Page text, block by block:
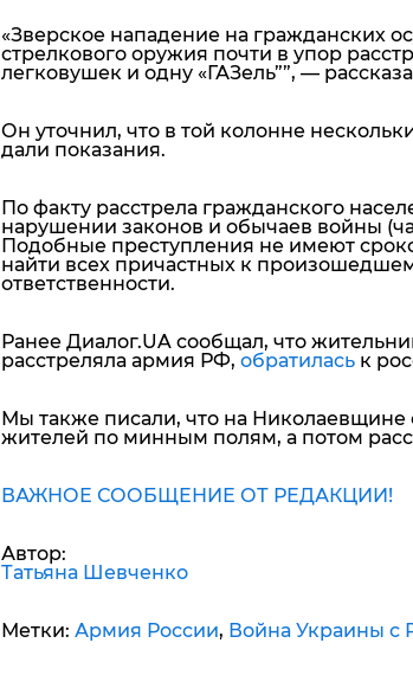
«Зверское нападение на гражданских
стрелкового оружия почти в упор
легковушек и одну «ГАЗель””, —
Он уточнил, что в той колонне
дали показания.
По факту расстрела гражданского
нарушении законов и обычаев войны
Подобные преступления не имеют
найти всех причастных к
ответственности.
Ранее Диалог.UA сообщал, что
расстреляла армия РФ, обратиласьк
Мы также писали, что на Николаевщине
жителей по минным полям, а потом
ВАЖНОЕ СООБЩЕНИЕ ОТ РЕДАКЦИИ!
Автор:
Татьяна Шевченко
Метки: Армия России, Война Украины с